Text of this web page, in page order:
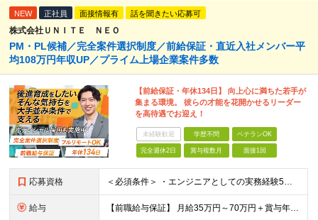
NEW 正社員 面接情報有 話を聞きたい応募可
株式会社ＵＮＩＴＥ ＮＥＯ
PM・PL候補／完全案件選択制度／前給保証・直近入社メンバー平
均108万円年収UP／プライム上場企業案件多数
【前給保証・年休134日】 向上心に満ちた若手が
集まる環境。 彼らの才能を花開かせるリーダー
を高待遇でお迎え！
未経験歓迎 学歴不問 ベテランOK
完全週休2日 賞与複数月 面接1回
応募資格 ＜必須条件＞ ・エンジニアとしての実務経験5年以上 ＜尚可条件＞ ・PM、PL経験 ・後輩指導やチームリーダーなど、何らかのリード経験 ※リーダー未経験の方のご応募も大歓迎です！ポテンシャル採用を
給与 【前職給与保証】 月給35万円～70万円＋賞与年2回＋各種手当 ※前職の給与・スキル・経験を考慮の上、決定いたします。 ※月給には固定残業代（月30時間分／5万円～10万円）を含みます。超過分は別途